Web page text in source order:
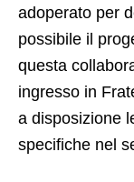
adoperato per
possibile il
questa
ingresso in
a disposizione
specifiche nel